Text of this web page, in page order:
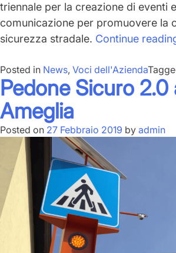
triennale per la creazione di eventi
comunicazione per promuovere la
sicurezza stradale. Continue
Posted in News, Voci dell'Azienda
Pedone Sicuro 2.0
Ameglia
Posted on 27 Febbraio 2019 by admin